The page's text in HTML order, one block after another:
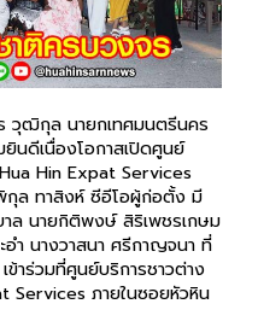
วุฒิกุล นายกเทศมนตรีนคร
นดีเนื่องโอกาสเปิดศูนย์
Hin Expat Services
ล ทาสิงห์ ซีอีโอผู้ก่อตั้ง มี
ล นายกิติพงษ์ สิริเพชรเกษม
ำ นางวาสนา ศรีกาญจนา ที่
าร่วมที่ศูนย์บริการชาวต่าง
Services ภายในซอยหัวหิน